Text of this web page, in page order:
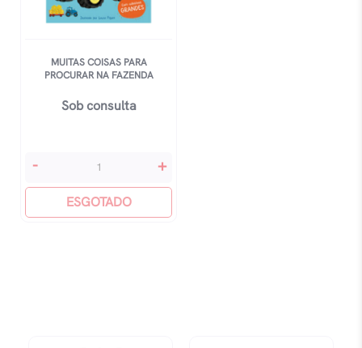
MUITAS COISAS PARA
PROCURAR NA FAZENDA
Sob consulta
Muitas
Procurar
- +
ESGOTADO